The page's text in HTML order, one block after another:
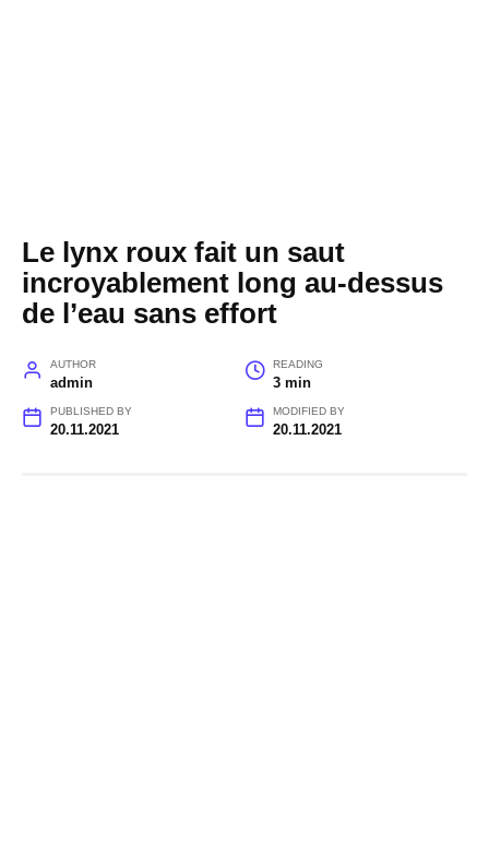
Le lynx roux fait un saut
incroyablement long au-dessus
de l’eau sans effort
AUTHOR
admin
READING
3 min
PUBLISHED BY
20.11.2021
MODIFIED BY
20.11.2021